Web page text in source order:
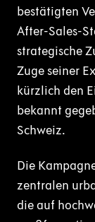
bestätigten
After-Sales-
strategische
Zuge seiner
kürzlich den
bekannt
Schweiz.
Die
zentralen
die auf